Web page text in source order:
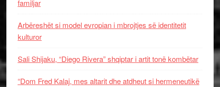
familjar
Arbëreshët si model evropian i mbrojtjes së identitetit
kulturor
Sali Shijaku, “Diego Rivera” shqiptar i artit tonë kombëtar
“Dom Fred Kalaj, mes altarit dhe atdheut si hermeneutikë